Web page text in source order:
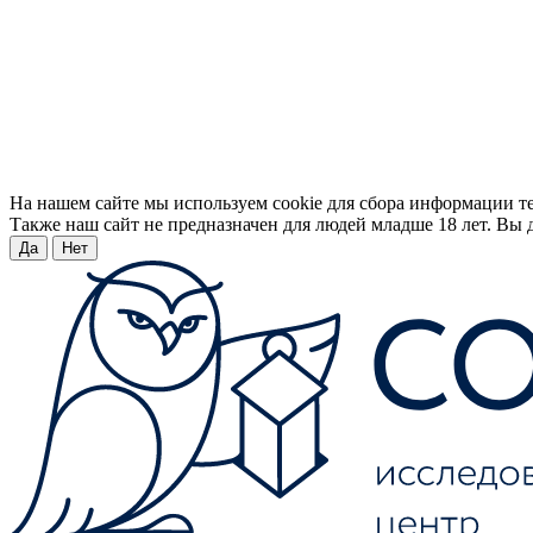
На нашем сайте мы используем cookie для сбора информации
Также наш сайт не предназначен для людей младше 18 лет. Вы
Да Нет